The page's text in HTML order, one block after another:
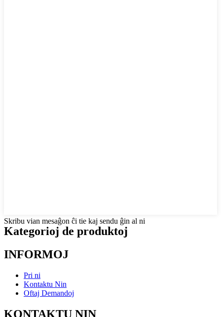
Skribu vian mesaĝon ĉi tie kaj sendu ĝin al ni
Kategorioj de produktoj
INFORMOJ
Pri ni
Kontaktu Nin
Oftaj Demandoj
KONTAKTU NIN